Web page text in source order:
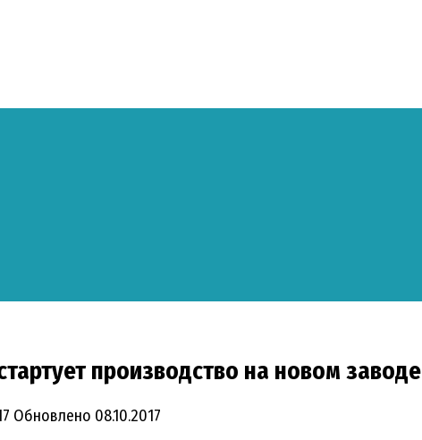
производство на новом заводе
Обновлено 08.10.2017